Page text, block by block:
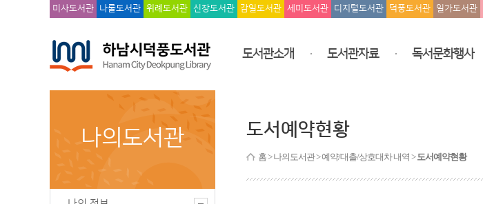
미사도서관 나룰도서관 위례도서관 신장도서관 감일도서관 세미도서관 디지털도서관 덕풍도서관 일가도서관
도서관소개 도서관자료 독서문화행사
나의도서관 도서예약현황
홈> 나의도서관 > 예약/대출/상호대차 내역 >도서예약현황